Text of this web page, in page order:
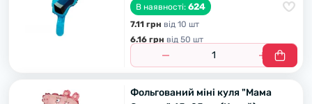
В наявності: 624
7.11 грн вiд 10 шт
6.16 грн вiд 50 шт
Фольгований міні куля "Мама